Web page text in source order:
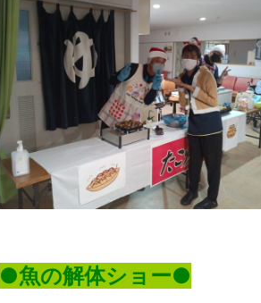
●魚の解体ショー●